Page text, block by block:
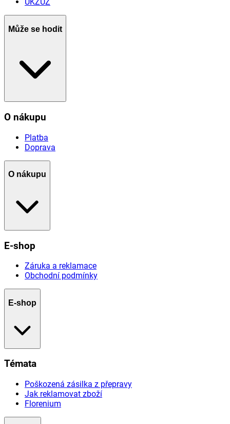
Může se hodit
O nákupu
Platba
Doprava
O nákupu
E-shop
Záruka a reklamace
Obchodní podmínky
E-shop
Témata
Poškozená zásilka z přepravy
Jak reklamovat zboží
Florenium